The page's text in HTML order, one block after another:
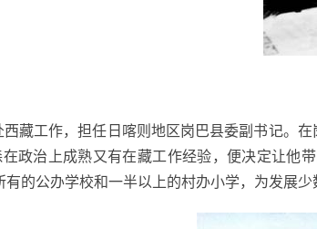
藏工作，担任日喀则地区岗巴县委副书记。在
政治上成熟又有在藏工作经验，便决定让他
有的公办学校和一半以上的村办小学，为发展少